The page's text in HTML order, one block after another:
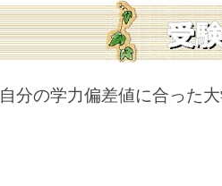
自分の学力偏差値に合った